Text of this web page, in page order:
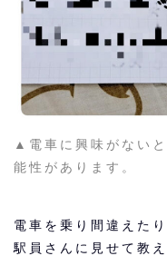
▲電車に興味がない
能性があります。
電車を乗り間違えた
駅員さんに見せて教